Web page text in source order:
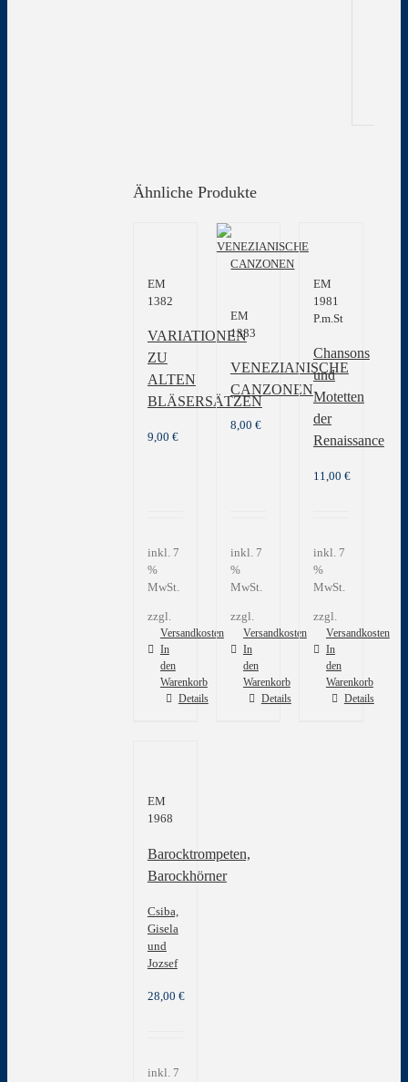
Ähnliche Produkte
EM
1382
VARIATIONEN
ZU
ALTEN
BLÄSERSÄTZEN
9,00 €
inkl. 7
%
MwSt.
zzgl.
Versandkosten
In
den
Warenkorb
Details
EM
1383
VENEZIANISCHE
CANZONEN
8,00 €
inkl. 7
%
MwSt.
zzgl.
Versandkosten
In
den
Warenkorb
Details
EM
1981
P.m.St
Chansons
und
Motetten
der
Renaissance
11,00 €
inkl. 7
%
MwSt.
zzgl.
Versandkosten
In
den
Warenkorb
Details
EM
1968
Barocktrompeten,
Barockhörner
Csiba,
Gisela
und
Jozsef
28,00 €
inkl. 7